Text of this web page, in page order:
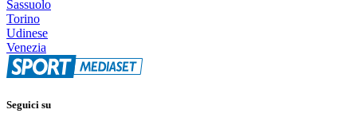
Sassuolo
Torino
Udinese
Venezia
Seguici su